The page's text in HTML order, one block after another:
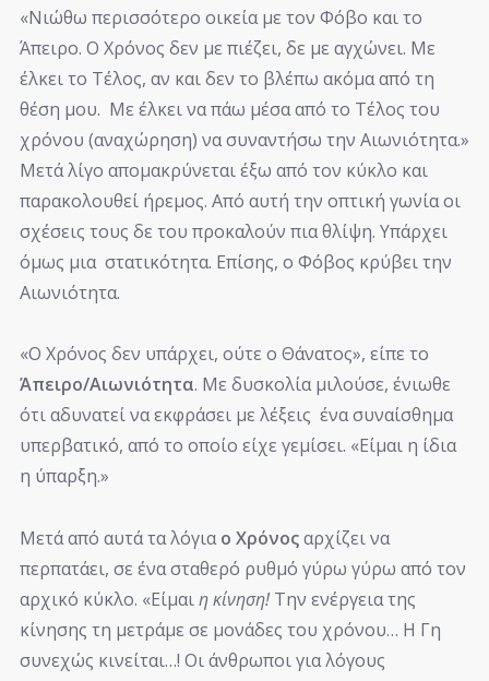
«Νιώθω περισσότερο οικεία με τον Φόβο και το
Άπειρο. Ο Χρόνος δεν με πιέζει, δε με αγχώνει. Με
έλκει το Τέλος, αν και δεν το βλέπω ακόμα από τη
θέση μου. Με έλκει να πάω μέσα από το Τέλος του
χρόνου (αναχώρηση) να συναντήσω την Αιωνιότητα.»
Μετά λίγο απομακρύνεται έξω από τον κύκλο και
παρακολουθεί ήρεμος. Από αυτή την οπτική γωνία οι
σχέσεις τους δε του προκαλούν πια θλίψη. Υπάρχει
όμως μια στατικότητα. Επίσης, ο Φόβος κρύβει την
Αιωνιότητα.
«Ο Χρόνος δεν υπάρχει, ούτε ο Θάνατος», είπε το
Άπειρο/Αιωνιότητα. Με δυσκολία μιλούσε, ένιωθε
ότι αδυνατεί να εκφράσει με λέξεις ένα συναίσθημα
υπερβατικό, από το οποίο είχε γεμίσει. «Είμαι η ίδια
η ύπαρξη.»
Μετά από αυτά τα λόγιαο Χρόνοςαρχίζει να
περπατάει, σε ένα σταθερό ρυθμό γύρω γύρω από τον
αρχικό κύκλο. «Είμαιη κίνηση!Την ενέργεια της
κίνησης τη μετράμε σε μονάδες του χρόνου… Η Γη
συνεχώς κινείται…! Οι άνθρωποι για λόγους